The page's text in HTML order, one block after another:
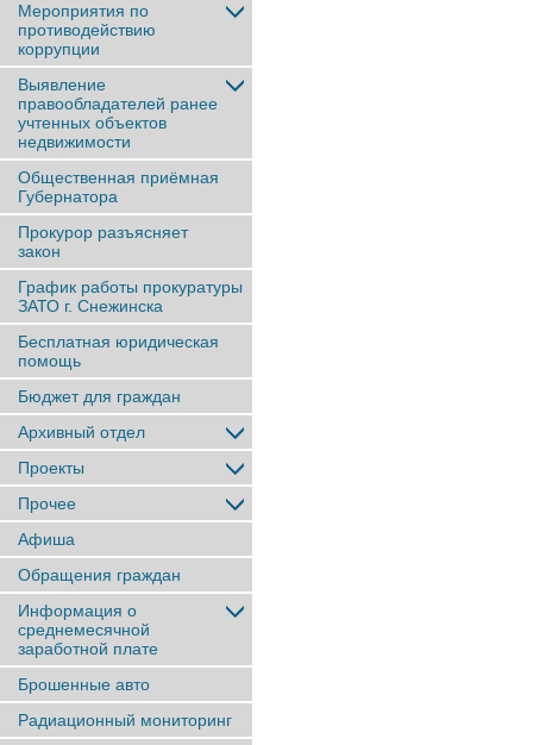
Мероприятия по
противодействию
коррупции
Выявление
правообладателей ранее
учтенныx объектов
недвижимости
Общественная приёмная
Губернатора
Прокурор разъясняет
закон
График работы прокуратуры
ЗАТО г. Снежинска
Бесплатная юридическая
помощь
Бюджет для граждан
Архивный отдел
Проекты
Прочее
Афиша
Обращения граждан
Информация о
среднемесячной
заработной плате
Брошенные авто
Радиационный мониторинг